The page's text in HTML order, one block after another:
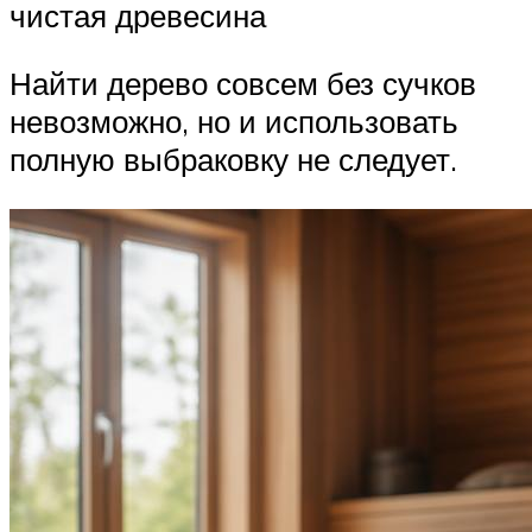
чистая древесина
Найти дерево совсем без сучков
невозможно, но и использовать
полную выбраковку не следует.